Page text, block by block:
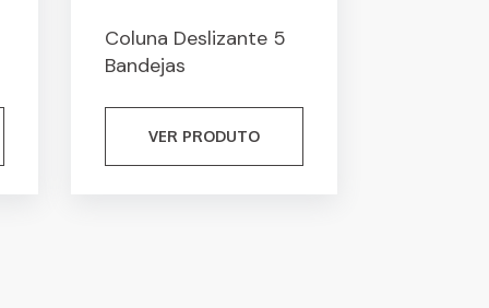
Coluna Deslizante 5
Bandejas
VER PRODUTO